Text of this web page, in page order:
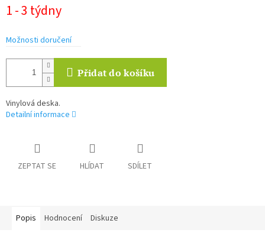
cena:
1 - 3 týdny
Možnosti doručení
Přidat do košíku
Vinylová deska.
Detailní informace
ZEPTAT SE HLÍDAT SDÍLET
Popis Hodnocení Diskuze